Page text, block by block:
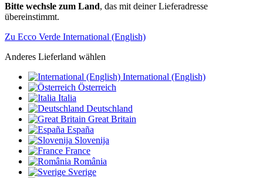
Bitte wechsle zum Land, das mit deiner Lieferadresse
übereinstimmt.
Zu Ecco Verde International (English)
Anderes Lieferland wählen
International (English)
Österreich
Italia
Deutschland
Great Britain
España
Slovenija
France
România
Sverige